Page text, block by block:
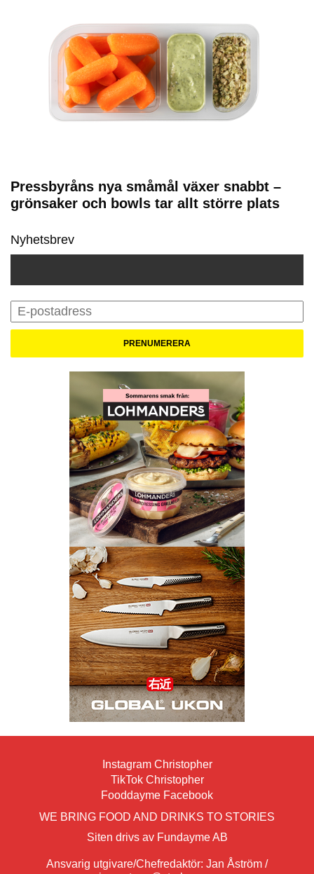
Pressbyråns nya småmål växer snabbt –
grönsaker och bowls tar allt större plats
Nyhetsbrev
Instagram Christopher
TikTok Christopher
Fooddayme Facebook
WE BRING FOOD AND DRINKS TO STORIES
Siten drivs av Fundayme AB
Ansvarig utgivare/Chefredaktör: Jan Åström /